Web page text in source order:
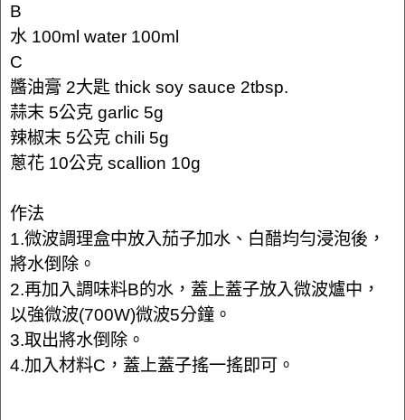
B
水 100ml water 100ml
C
醬油膏 2大匙 thick soy sauce 2tbsp.
蒜末 5公克 garlic 5g
辣椒末 5公克 chili 5g
蔥花 10公克 scallion 10g
作法
1.微波調理盒中放入茄子加水、白醋均勻浸泡後，
將水倒除。
2.再加入調味料B的水，蓋上蓋子放入微波爐中，
以強微波(700W)微波5分鐘。
3.取出將水倒除。
4.加入材料C，蓋上蓋子搖一搖即可。